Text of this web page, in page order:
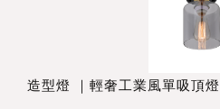
造型燈 ｜輕奢工業風單吸頂燈